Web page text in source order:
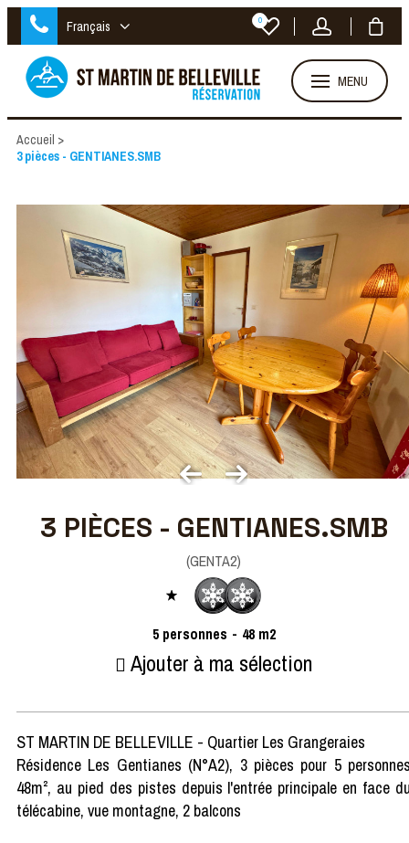
Français 0
MENU
Accueil >
3 pièces - GENTIANES.SMB
3 PIÈCES - GENTIANES.SMB
(GENTA2)
5 personnes 48 m2
Ajouter à ma sélection
ST MARTIN DE BELLEVILLE - Quartier Les Grangeraies
Résidence Les Gentianes (N°A2), 3 pièces pour 5
48m², au pied des pistes depuis l'entrée principale en face
télécabine, vue montagne, 2 balcons